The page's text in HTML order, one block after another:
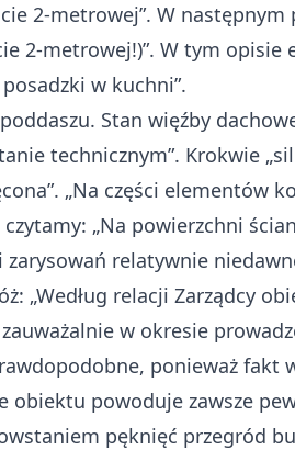
2-metrowej”. W następnym
2-metrowej!)”. W tym
w kuchni”.
Stan więźby
technicznym”. Krokwie
„Na części elementów
„Na powierzchni
relatywnie
„Według relacji Zarządcy
w okresie
ponieważ fakt
powoduje zawsze
pęknięć przegród